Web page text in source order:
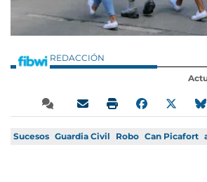
REDACCIÓN
Sucesos Guardia Civil Robo Can Picafort